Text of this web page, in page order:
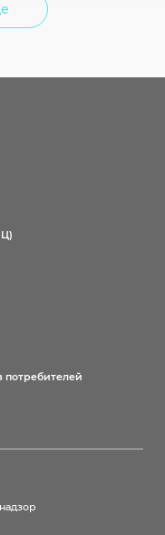
потребителей